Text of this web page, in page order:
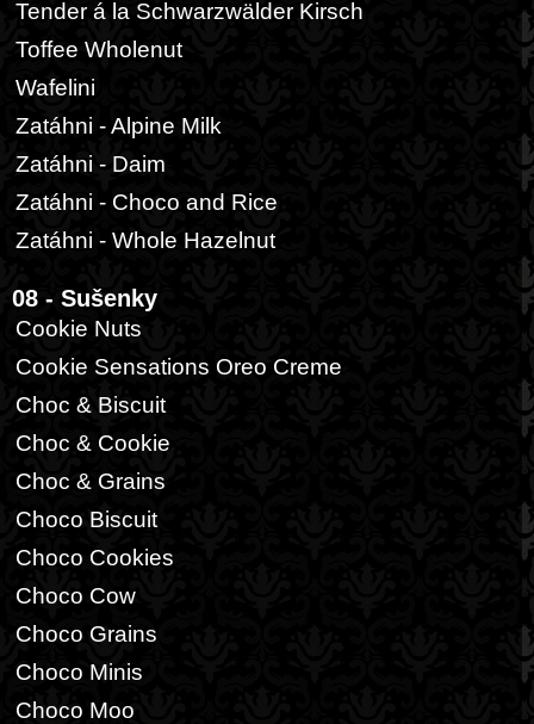
Tender á la Schwarzwälder Kirsch
Toffee Wholenut
Wafelini
Zatáhni - Alpine Milk
Zatáhni - Daim
Zatáhni - Choco and Rice
Zatáhni - Whole Hazelnut
08 - Sušenky
Cookie Nuts
Cookie Sensations Oreo Creme
Choc & Biscuit
Choc & Cookie
Choc & Grains
Choco Biscuit
Choco Cookies
Choco Cow
Choco Grains
Choco Minis
Choco Moo